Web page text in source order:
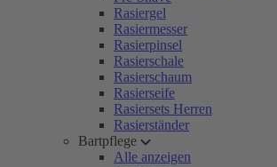
Rasiergel
Rasiermesser
Rasierpinsel
Rasierschale
Rasierschaum
Rasierseife
Rasiersets Herren
Rasierständer
Bartpflege
Alle anzeigen